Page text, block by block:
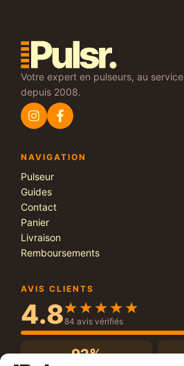
Votre expert en pulseurs, au
depuis 2008.
NAVIGATION
Pulseur
Guides
Contact
Panier
Livraison
Remboursements
AVIS CLIENTS
4.884 avis vérifiés
92%